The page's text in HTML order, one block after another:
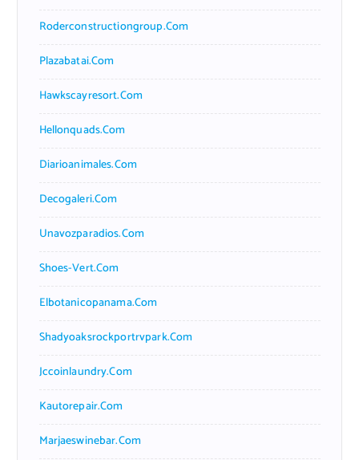
Roderconstructiongroup.com
Plazabatai.com
Hawkscayresort.com
Hellonquads.com
Diarioanimales.com
Decogaleri.com
Unavozparadios.com
Shoes-Vert.com
Elbotanicopanama.com
Shadyoaksrockportrvpark.com
Jccoinlaundry.com
Kautorepair.com
Marjaeswinebar.com